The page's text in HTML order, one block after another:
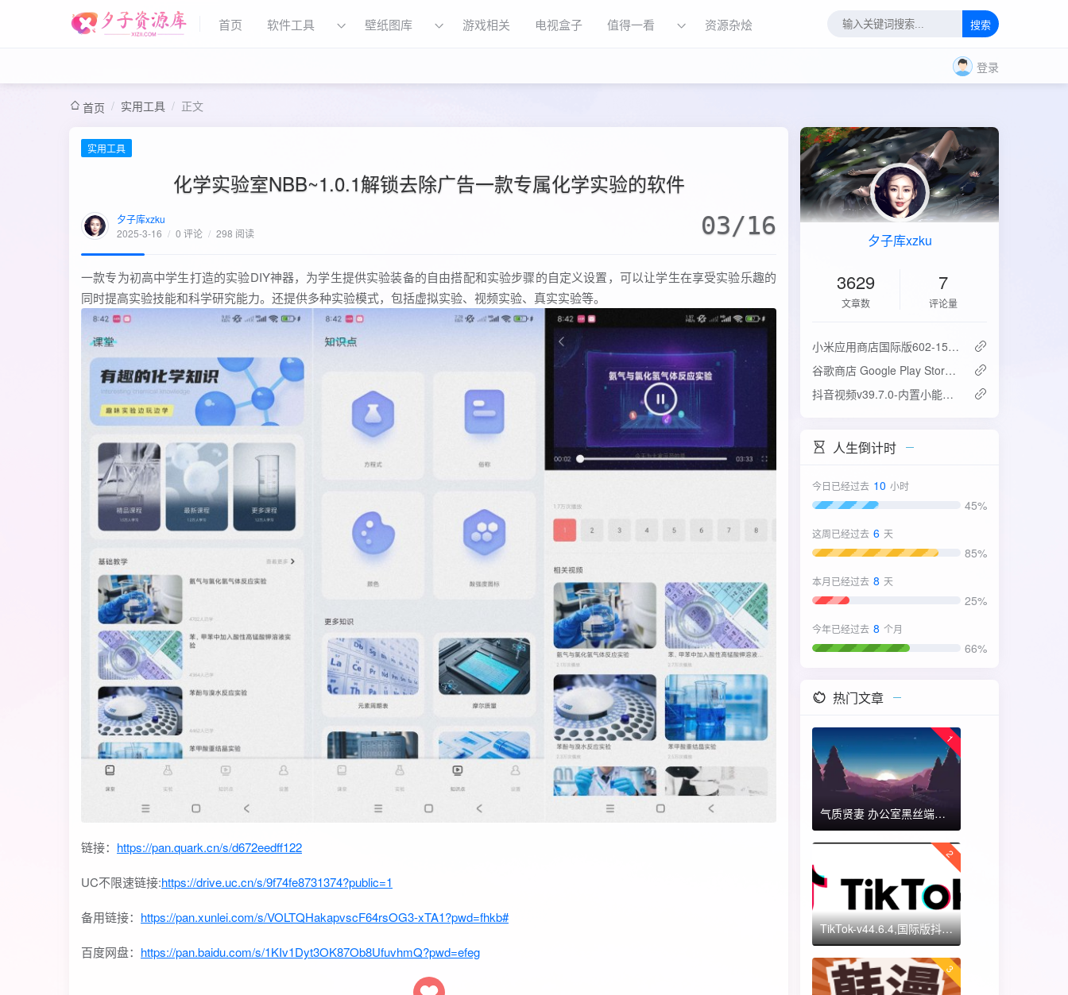
首页 软件工具 壁纸图库 游戏相关 电视盒子 值得一看 资源杂烩 搜索
登录
首页 / 实用工具 / 正文
实用工具
化学实验室NBB~1.0.1解锁去除广告一款专属化学实验的软件
夕子库xzku
2025-3-16 / 0 评论 / 298 阅读 03/16
一款专为初高中学生打造的实验DIY神器，为学生提供实验装备的自由搭配和实验步骤的自定义设置，可以让学生在享受实验乐趣的
同时提高实验技能和科学研究能力。还提供多种实验模式，包括虚拟实验、视频实验、真实实验等。
链接： https://pan.quark.cn/s/d672eedff122
UC不限速链接:https://drive.uc.cn/s/9f74fe8731374?public=1
备用链接： https://pan.xunlei.com/s/VOLTQHakapvscF64rsOG3-xTA1?pwd=fhkb#
百度网盘： https://pan.baidu.com/s/1KIv1Dyt3OK87Ob8UfuvhmQ?pwd=efeg
夕子库xzku
3629
文章数
7
评论量
‌小米应用商店国际版602-15.6.0.2：免登录直下，比谷歌商店快3倍！
谷歌商店 Google Play Store v52.4.42-31版
抖音视频v39.7.0-内置小能手2.0.7模块
人生倒计时
今日已经过去 10 小时
45%
这周已经过去 6 天
85%
本月已经过去 8 天
25%
今年已经过去 8 个月
66%
热门文章
1
气质贤妻 办公室黑丝端木蓉 国漫女神 ​​​
2
TikTok-v44.6.4,国际版抖音海外畅享,免拔卡体验!附保姆级详细使用指南
3